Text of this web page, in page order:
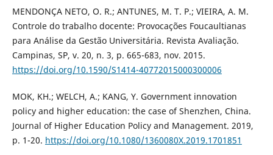
MENDONÇA NETO, O. R.; ANTUNES, M. T. P.; VIEIRA, A. M.
Controle do trabalho docente: Provocações Foucaultianas
para Análise da Gestão Universitária. Revista Avaliação.
Campinas, SP, v. 20, n. 3, p. 665-683, nov. 2015.
https://doi.org/10.1590/S1414-40772015000300006
MOK, KH.; WELCH, A.; KANG, Y. Government innovation
policy and higher education: the case of Shenzhen, China.
Journal of Higher Education Policy and Management. 2019,
p. 1-20. https://doi.org/10.1080/1360080X.2019.1701851